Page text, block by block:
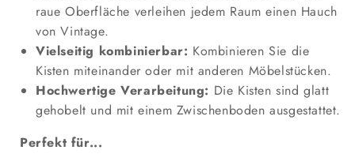
raue Oberfläche verleihen jedem Raum einen Hauch
von Vintage.
Vielseitig kombinierbar: Kombinieren Sie die
Kisten miteinander oder mit anderen Möbelstücken.
Hochwertige Verarbeitung: Die Kisten sind glatt
gehobelt und mit einem Zwischenboden ausgestattet.
Perfekt für...